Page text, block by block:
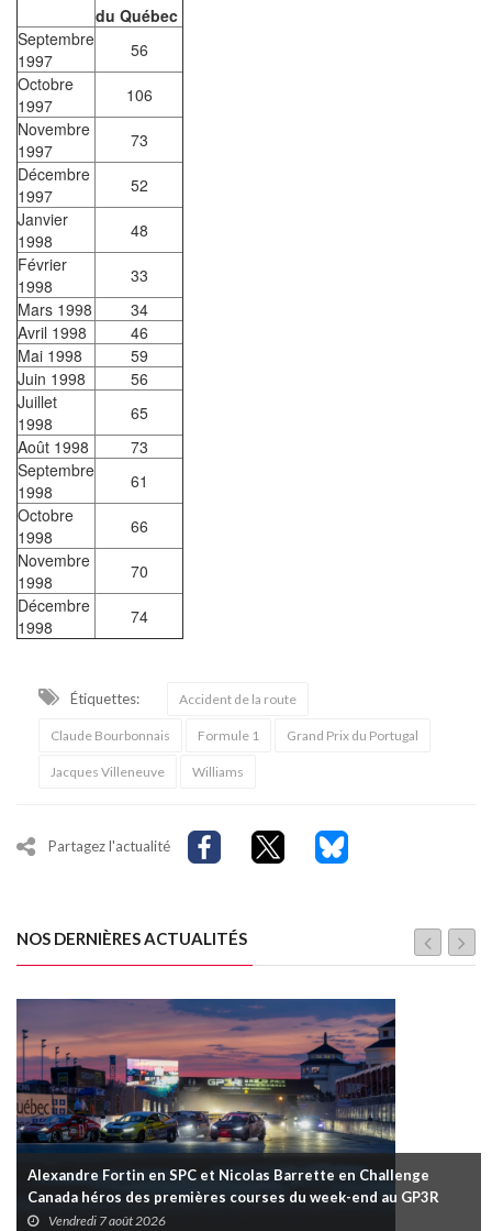
du Québec
Septembre
1997
56
Octobre
1997
106
Novembre
1997
73
Décembre
1997
52
Janvier
1998
48
Février
1998
33
Mars 1998
34
Avril 1998
46
Mai 1998
59
Juin 1998
56
Juillet
1998
65
Août 1998
73
Septembre
1998
61
Octobre
1998
66
Novembre
1998
70
Décembre
1998
74
Étiquettes: Accident de la route
Claude Bourbonnais Formule 1 Grand Prix du Portugal
Jacques Villeneuve Williams
Partagez l'actualité
NOS DERNIÈRES ACTUALITÉS
Alexandre Fortin en SPC et Nicolas Barrette en Challenge
Canada héros des premières courses du week-end au GP3R
Vendredi 7 août 2026